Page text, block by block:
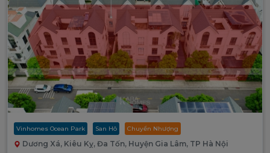
Vinhomes Ocean Park San Hô Chuyển Nhượng
Dương Xá, Kiêu Kỵ, Đa Tốn, Huyện Gia Lâm, TP Hà Nội